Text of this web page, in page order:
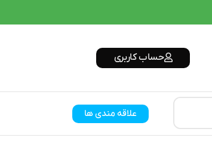
حساب کاربری
علاقه مندی ها